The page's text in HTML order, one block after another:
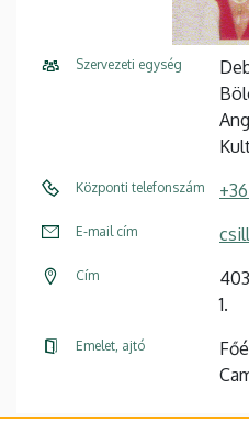
Szervezeti egység
Központi telefonszám
E-mail cím
Cím
1.
Emelet, ajtó